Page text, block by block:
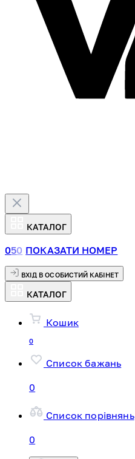
КАТАЛОГ
050 ПОКАЗАТИ НОМЕР
ВХІД В ОСОБИСТИЙ КАБІНЕТ
КАТАЛОГ
Кошик
0
Список бажань
0
Список порівнянь
0